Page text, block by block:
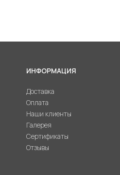
ИНФОРМАЦИЯ
Доставка
Оплата
Наши клиенты
Галерея
Сертификаты
Отзывы